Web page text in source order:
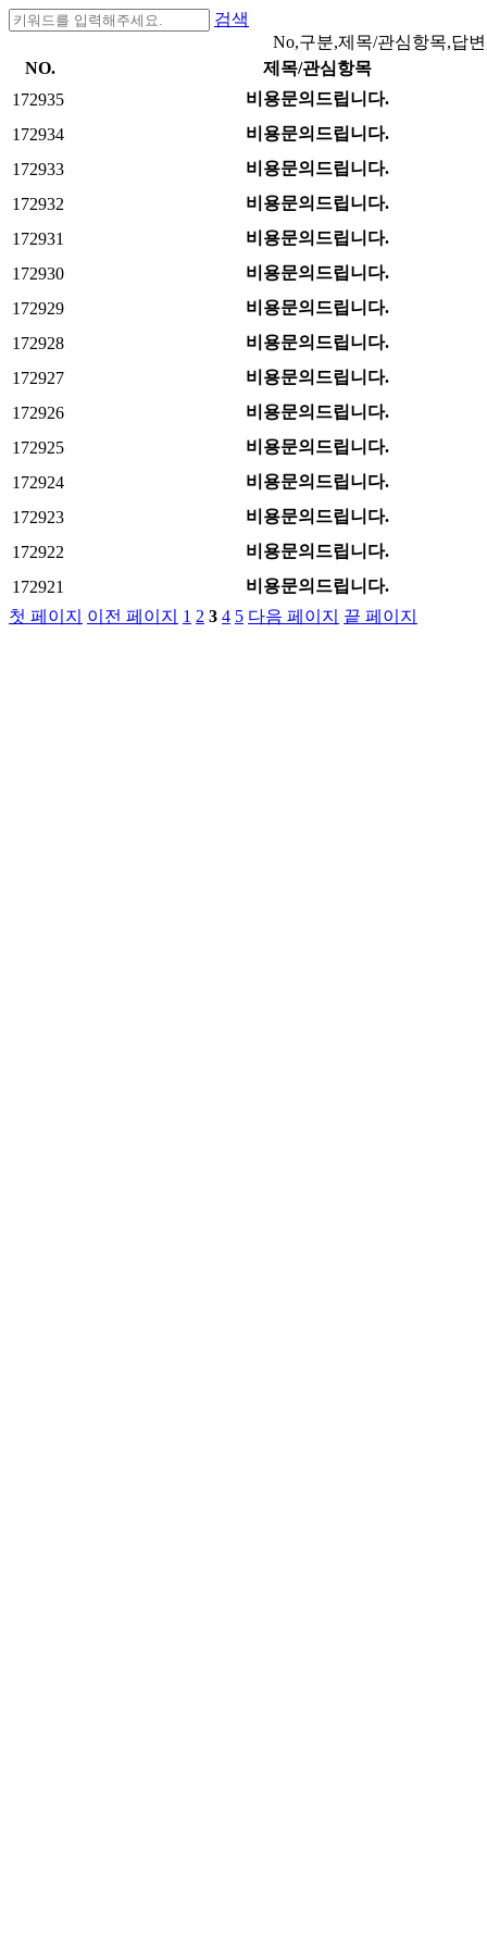
검색
No,구분,제목/관심항목,답
NO.
제목/관심항목
172935
비용문의드립니다.
172934
비용문의드립니다.
172933
비용문의드립니다.
172932
비용문의드립니다.
172931
비용문의드립니다.
172930
비용문의드립니다.
172929
비용문의드립니다.
172928
비용문의드립니다.
172927
비용문의드립니다.
172926
비용문의드립니다.
172925
비용문의드립니다.
172924
비용문의드립니다.
172923
비용문의드립니다.
172922
비용문의드립니다.
172921
비용문의드립니다.
첫 페이지
이전 페이지 1 2 3 4 5 다음 페이지 끝 페이지